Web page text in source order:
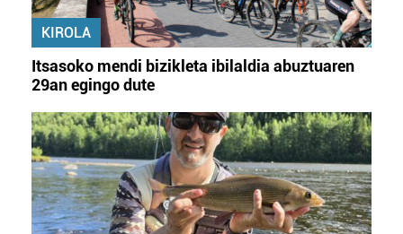
KIROLA
Itsasoko mendi bizikleta ibilaldia abuztuaren
29an egingo dute